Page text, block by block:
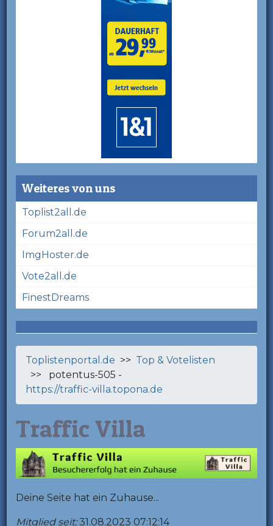
Weiteres von uns
Toplist2all.de
Forum2all.de
ImgHoster.de
Vote2all.de
FinestDreams
Toplistenportal.de >> Top & Votelisten
>> potentus-505 -
https://traffic-villa.topona.de
Traffic Villa
Deine Seite hat ein Zuhause...
Mitglied seit:31.08.2023 07:12:14